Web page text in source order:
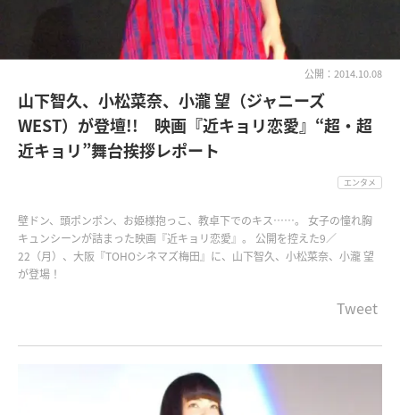
公開：2014.10.08
山下智久、小松菜奈、小瀧 望（ジャニーズ
WEST）が登壇!! 映画『近キョリ恋愛』“超・超
近キョリ”舞台挨拶レポート
エンタメ
壁ドン、頭ポンポン、お姫様抱っこ、教卓下でのキス……。 女子の憧れ胸
キュンシーンが詰まった映画『近キョリ恋愛』。 公開を控えた9／
22（月）、大阪『TOHOシネマズ梅田』に、山下智久、小松菜奈、小瀧 望
が登場！
Tweet